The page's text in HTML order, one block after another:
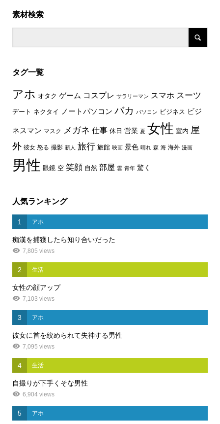
素材検索
タグ一覧
アホ オタク ゲーム コスプレ サラリーマン スマホ スーツ
デート ネクタイ ノートパソコン バカ パソコン ビジネス ビジ
ネスマン マスク メガネ 仕事 休日 営業 夏 女性 室内 屋
外 彼女 怒る 撮影 新人 旅行 旅館 映画 景色 晴れ 森 海 海外 漫画
男性 眼鏡 空 笑顔 自然 部屋 雲 青年 驚く
人気ランキング
1 アホ
痴漢を捕獲したら知り合いだった
7,805 views
2 生活
女性の顔アップ
7,103 views
3 アホ
彼女に首を絞められて失神する男性
7,095 views
4 生活
自撮りが下手くそな男性
6,904 views
5 アホ